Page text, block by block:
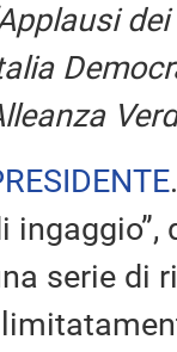
serie di